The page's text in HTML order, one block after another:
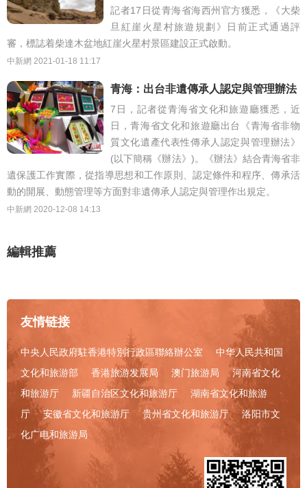
記者17日從青海省海西州官方獲悉，《大柴
旦紅崖火星村旅遊規劃》日前正式通過評
審，標誌着柴達木盆地紅崖火星村景區建設正式啟動。
中新網 2021-01-18 11:17
青海：出台非遺傳承人認定與管理辦法
7日，記者從青海省文化和旅遊廳獲悉，近
日，青海省文化和旅遊廳出台《青海省非物
質文化遺產代表性傳承人認定與管理辦法》
(以下簡稱《辦法》)。《辦法》結合青海省非
遺保護工作實際，從指導思想和工作原則、認定條件和程序、傳承活
動的開展、動態管理等方面對非遺傳承人認定與管理作出規定。
中新網 2020-12-08 14:13
編輯推薦
友情链接
中央人民政府駐香港特別行政區聯絡辦公室
中华人民共和国
文化和旅游部
香港旅游发展局 澳门旅游局
河南省文化
和旅游厅
新疆自治区文化和旅游厅
湖南省文化和旅游
厅
安徽省文化和旅游厅 贵州省文化和旅游厅
洛阳市文
化广电和旅游局